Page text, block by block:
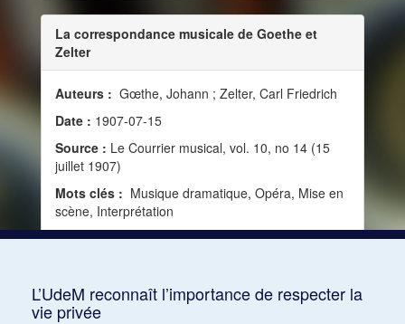
La correspondance musicale de Goethe et
Zelter
Auteurs : Gœthe, Johann ; Zelter, Carl Friedrich
Date : 1907-07-15
Source : Le Courrier musical, vol. 10, no 14 (15
juillet 1907)
Mots clés : Musique dramatique, Opéra, Mise en
scène, Interprétation
L’UdeM reconnaît l’importance de respecter la
vie privée